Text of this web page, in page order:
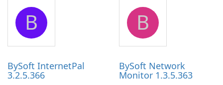
application designed to
ensure the continuous and
uninterrupted operation of
your computer system.
application that allows users
to easily browse and manage
shared folders on their
network.
B
BySoft InternetPal
3.2.5.366
B
BySoft Network
Monitor 1.3.5.363